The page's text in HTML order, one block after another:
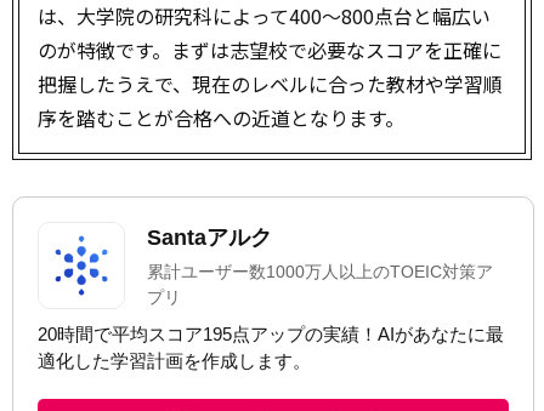
は、大学院の研究科によって400〜800点台と幅広い
のが特徴です。まずは志望校で必要なスコアを正確に
把握したうえで、現在のレベルに合った教材や学習順
序を踏むことが合格への近道となります。